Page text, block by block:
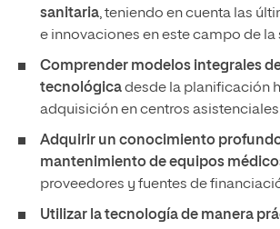
sanitaria, teniendo en cuenta las
e innovaciones en este campo de la
Comprender modelos integrales
tecnológicadesde la planificación
adquisición en centros
Adquirir un conocimiento
mantenimiento de equipos
proveedores y fuentes de
Utilizar la tecnología de manera